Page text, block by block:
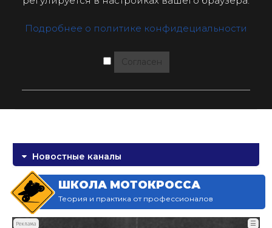
Подробнее о политике конфидециальности
Согласен
Новостные каналы
ШКОЛА МОТОКРОССА
Теория и практика от профессионалов
Реклама ☰